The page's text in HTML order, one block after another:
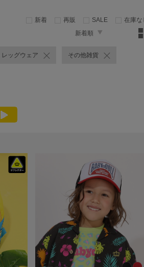
新着 再販 SALE
在庫な
新着順
ッグウェア その他雑貨